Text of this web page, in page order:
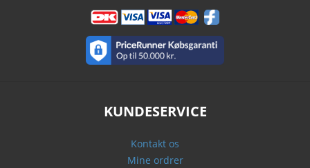
KUNDESERVICE
Kontakt os
Mine ordrer